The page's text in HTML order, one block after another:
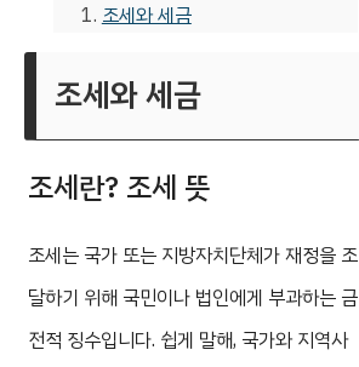
조세와 세금
조세와 세금
조세란? 조세 뜻
조세는 국가 또는 지방자치단체가 재정을 조
달하기 위해 국민이나 법인에게 부과하는 금
전적 징수입니다. 쉽게 말해, 국가와 지역사